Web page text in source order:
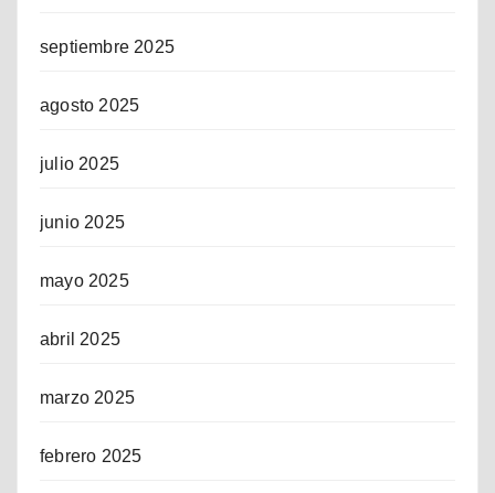
septiembre 2025
agosto 2025
julio 2025
junio 2025
mayo 2025
abril 2025
marzo 2025
febrero 2025